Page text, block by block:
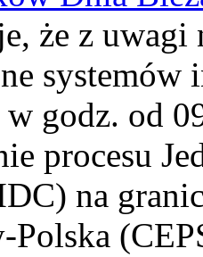
że z uwagi
godz. od
procesu
na
Polska